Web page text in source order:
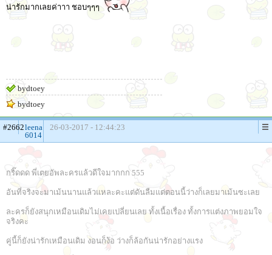
น่ารักมากเลยค่าาา ชอบๆๆๆ
bydtoey
bydtoey
#2662leena
6014
26-03-2017 - 12:44:23
กริ๊ดดด พี่เตยอัพละครแล้วดีใจมากกก 555
อันที่จริงจะมาเม้นนานแล้วแหละคะแต่ดันลืมแต่ตอนนี้ว่างก็เลยมาเม้นซะเลย
ละครก็ยังสนุกเหมือนเดิมไม่เคยเปลี่ยนเลย ทั้งเนื้อเรื่อง ทั้งการแต่งภาพยอมใจ
จริงคะ
คู่นี้ก็ยังน่ารักเหมือนเดิม งอนก็ง้อ ว่างก็ล้อกันน่ารักอย่างแรง